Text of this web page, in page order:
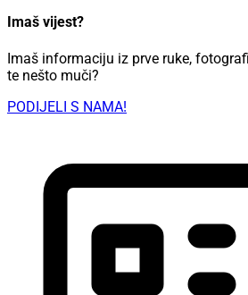
Imaš vijest?
Imaš informaciju iz prve ruke,
te nešto muči?
PODIJELI S NAMA!